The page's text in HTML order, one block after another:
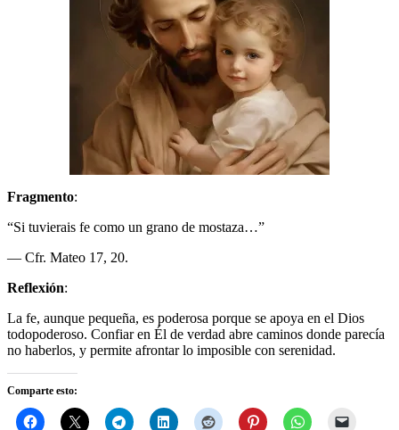
Fragmento:
“Si tuvierais fe como un grano de mostaza…”
— Cfr. Mateo 17, 20.
Reflexión:
La fe, aunque pequeña, es poderosa porque se apoya en el Dios
todopoderoso. Confiar en Él de verdad abre caminos donde parecía
no haberlos, y permite afrontar lo imposible con serenidad.
Comparte esto: